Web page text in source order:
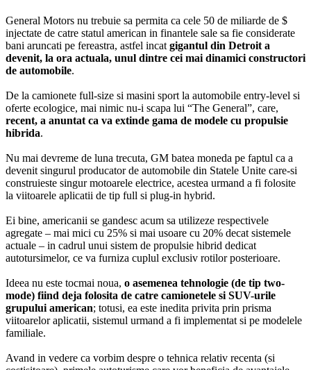
General Motors nu trebuie sa permita ca cele 50 de miliarde de $
injectate de catre statul american in finantele sale sa fie considerate
bani aruncati pe fereastra, astfel incat gigantul din Detroit a
devenit, la ora actuala, unul dintre cei mai dinamici constructori
de automobile.
De la camionete full-size si masini sport la automobile entry-level si
oferte ecologice, mai nimic nu-i scapa lui “The General”, care,
recent, a anuntat ca va extinde gama de modele cu propulsie
hibrida.
Nu mai devreme de luna trecuta, GM batea moneda pe faptul ca a
devenit singurul producator de automobile din Statele Unite care-si
construieste singur motoarele electrice, acestea urmand a fi folosite
la viitoarele aplicatii de tip full si plug-in hybrid.
Ei bine, americanii se gandesc acum sa utilizeze respectivele
agregate – mai mici cu 25% si mai usoare cu 20% decat sistemele
actuale – in cadrul unui sistem de propulsie hibrid dedicat
autotursimelor, ce va furniza cuplul exclusiv rotilor posterioare.
Ideea nu este tocmai noua, o asemenea tehnologie (de tip two-
mode) fiind deja folosita de catre camionetele si SUV-urile
grupului american; totusi, ea este inedita privita prin prisma
viitoarelor aplicatii, sistemul urmand a fi implementat si pe modelele
familiale.
Avand in vedere ca vorbim despre o tehnica relativ recenta (si